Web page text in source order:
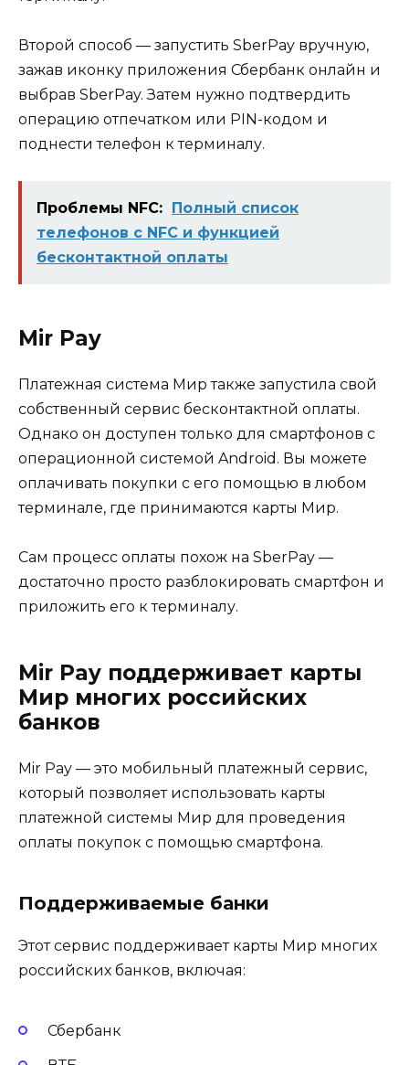
Второй способ — запустить SberPay вручную,
зажав иконку приложения Сбербанк онлайн и
выбрав SberPay. Затем нужно подтвердить
операцию отпечатком или PIN-кодом и
поднести телефон к терминалу.
Проблемы NFC: Полный список
телефонов с NFC и функцией
бесконтактной оплаты
Mir Pay
Платежная система Мир также запустила свой
собственный сервис бесконтактной оплаты.
Однако он доступен только для смартфонов с
операционной системой Android. Вы можете
оплачивать покупки с его помощью в любом
терминале, где принимаются карты Мир.
Сам процесс оплаты похож на SberPay —
достаточно просто разблокировать смартфон и
приложить его к терминалу.
Mir Pay поддерживает карты
Мир многих российских
банков
Mir Pay — это мобильный платежный сервис,
который позволяет использовать карты
платежной системы Мир для проведения
оплаты покупок с помощью смартфона.
Поддерживаемые банки
Этот сервис поддерживает карты Мир многих
российских банков, включая:
Сбербанк